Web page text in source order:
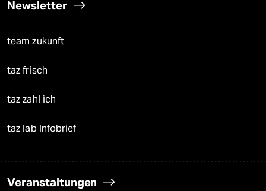
Newsletter
team zukunft
taz frisch
taz zahl ich
taz lab Infobrief
Veranstaltungen